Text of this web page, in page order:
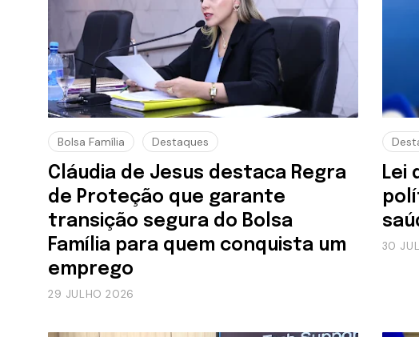
Bolsa Família Destaques
Cláudia de Jesus destaca Regra
de Proteção que garante
transição segura do Bolsa
Família para quem conquista um
emprego
29 JULHO 2026
Lei
30